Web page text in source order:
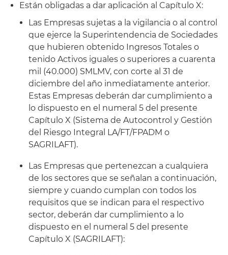
Están obligadas a dar aplicación al Capítulo X:
Las Empresas sujetas a la vigilancia o al control
que ejerce la Superintendencia de Sociedades
que hubieren obtenido Ingresos Totales o
tenido Activos iguales o superiores a cuarenta
mil (40.000) SMLMV, con corte al 31 de
diciembre del año inmediatamente anterior.
Estas Empresas deberán dar cumplimiento a
lo dispuesto en el numeral 5 del presente
Capítulo X (Sistema de Autocontrol y Gestión
del Riesgo Integral LA/FT/FPADM o
SAGRILAFT).
Las Empresas que pertenezcan a cualquiera
de los sectores que se señalan a continuación,
siempre y cuando cumplan con todos los
requisitos que se indican para el respectivo
sector, deberán dar cumplimiento a lo
dispuesto en el numeral 5 del presente
Capítulo X (SAGRILAFT):